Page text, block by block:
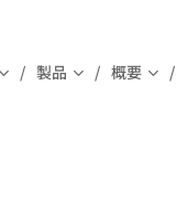
製品 概要